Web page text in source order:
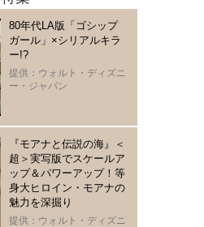
80年代LA版「ゴシップ
ガール」×シリアルキラ
ー!?
提供：ウォルト・ディズニ
ー・ジャパン
『モアナと伝説の海』＜
超＞実写版でスケールア
ップ＆パワーアップ！等
身大ヒロイン・モアナの
魅力を深掘り
提供：ウォルト・ディズニ